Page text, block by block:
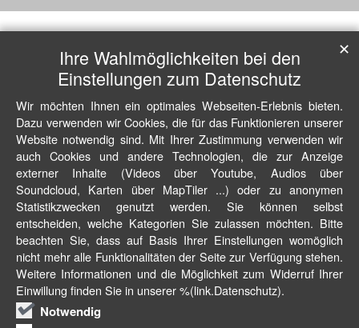
Ihre Wahlmöglichkeiten bei den
Einstellungen zum Datenschutz
Wir möchten Ihnen ein optimales Webseiten-Erlebnis bieten.
Dazu verwenden wir Cookies, die für das Funktionieren unserer
Website notwendig sind. Mit Ihrer Zustimmung verwenden wir
auch Cookies und andere Technologien, die zur Anzeige
externer Inhalte (Videos über Youtube, Audios über
Soundcloud, Karten über MapTiler ...) oder zu anonymen
Statistikzwecken genutzt werden. Sie können selbst
entscheiden, welche Kategorien Sie zulassen möchten. Bitte
beachten Sie, dass auf Basis Ihrer Einstellungen womöglich
nicht mehr alle Funktionalitäten der Seite zur Verfügung stehen.
Weitere Informationen und die Möglichkeit zum Widerruf Ihrer
Einwillung finden Sie in unserer %(link.Datenschutz).
Notwendig
✕